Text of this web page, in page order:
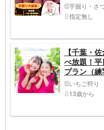
芋掘り・さ
指定無し
【千葉・
べ放題！
プラン（練
いちご狩り
13歳から